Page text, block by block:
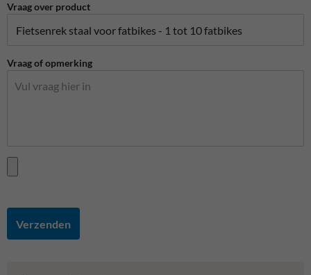
Vraag over product
Vraag of opmerking
Verzenden